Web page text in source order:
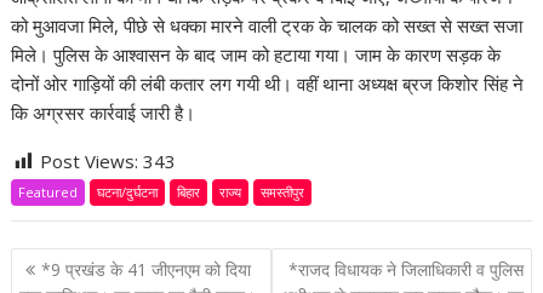
को मुआवजा मिले, पीछे से धक्का मारने वाली ट्रक के चालक को सख्त से सख्त सजा
मिले। पुलिस के आश्वासन के बाद जाम को हटाया गया। जाम के कारण सड़क के
दोनों ओर गाड़ियों की लंबी कतार लग गयी थी। वहीं थाना अध्यक्ष ब्रज किशोर सिंह ने
कि अग्रसर कार्रवाई जारी है।
Post Views:343
Featured घटना/दुर्घटना बिहार राज्य समस्तीपुर
P *9 प्रखंड के 41 जीएनएम को दिया
*राजद विधायक ने जिलाधिकारी व पुलिस